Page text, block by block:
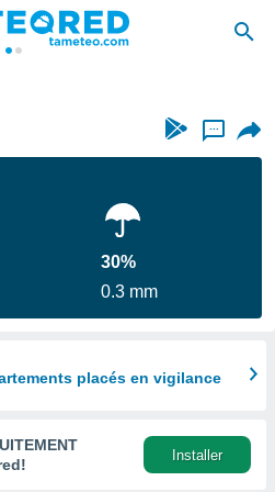
...
30%
0.3 mm
placés en vigilance
Installer